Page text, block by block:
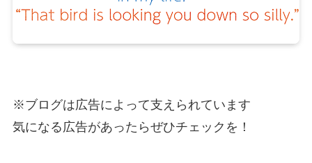
※ブログは広告によって支えられています
気になる広告があったらぜひチェックを！